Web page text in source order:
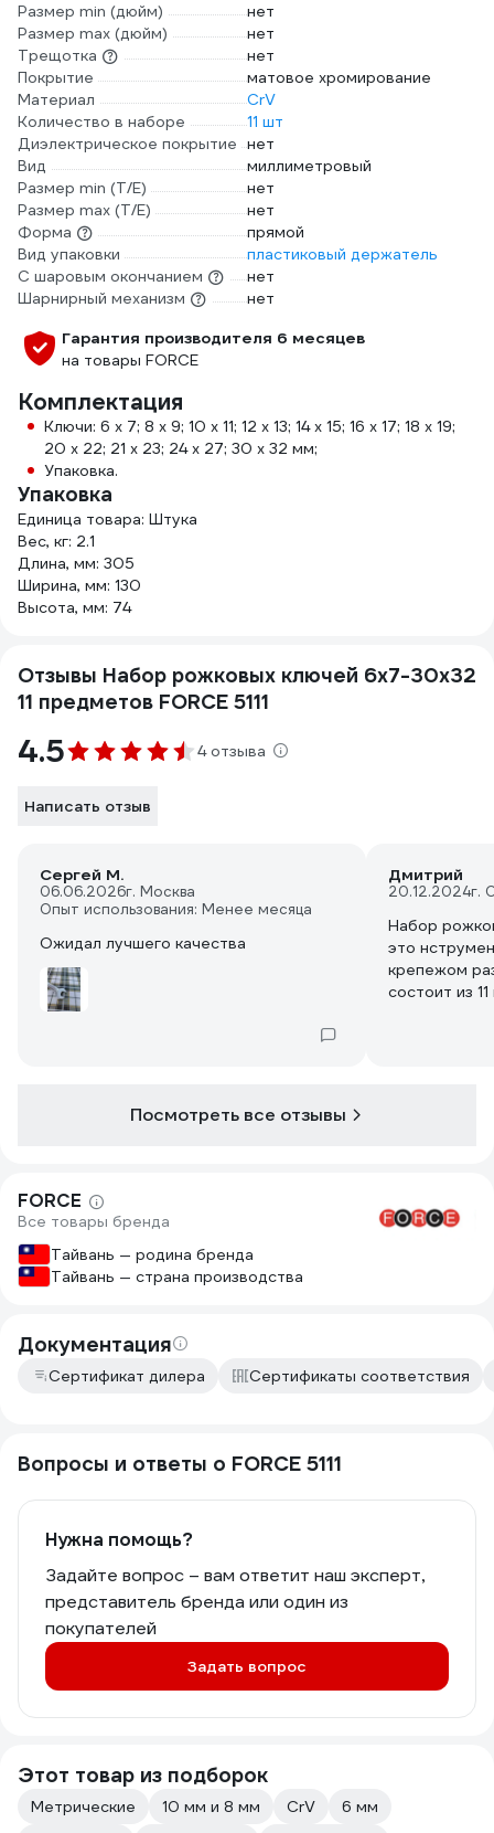
Размер min (дюйм)
нет
Размер max (дюйм)
нет
Трещотка
нет
Покрытие
матовое хромирование
Материал
CrV
Количество в наборе
11 шт
Диэлектрическое покрытие нет
Вид
миллиметровый
Размер min (Т/E)
нет
Размер max (T/E)
нет
Форма
прямой
Вид упаковки
пластиковый держатель
С шаровым окончанием
нет
Шарнирный механизм
нет
Гарантия производителя 6 месяцев
на товары FORCE
Комплектация
Ключи: 6 x 7; 8 x 9; 10 x 11; 12 x 13; 14 x 15; 16 x 17; 18 x 19;
20 x 22; 21 x 23; 24 x 27; 30 x 32 мм;
Упаковка.
Упаковка
Единица товара: Штука
Вес, кг: 2.1
Длина, мм: 305
Ширина, мм: 130
Высота, мм: 74
Отзывы Набор рожковых ключей 6х7-30х32
11 предметов FORCE 5111
4.5 4 отзыва
Написать отзыв
Сергей М.
06.06.2026г. Москва
Опыт использования: Менее месяца
Ожидал лучшего качества
Дмитрий
20.12.2024г.
Набор
это
крепежом
состоит из
Посмотреть все отзывы
FORCE
Все товары бренда
Тайвань — родина бренда
Тайвань — страна производства
Документация
Сертификат дилера Сертификаты соответствия
Вопросы и ответы о FORCE 5111
Нужна помощь?
Задайте вопрос – вам ответит наш эксперт,
представитель бренда или один из
покупателей
Задать вопрос
Этот товар из подборок
Метрические 10 мм и 8 мм CrV
6 мм